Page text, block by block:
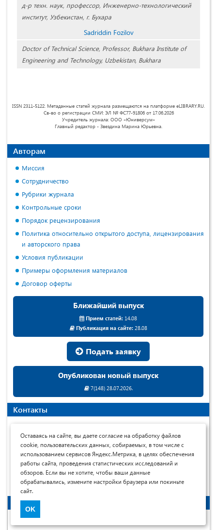
д-р техн. наук, профессор, Инженерно-технологический
институт, Узбекистан, г. Бухара
Sadriddin Fozilov
Doctor of Technical Science, Professor, Bukhara Institute of
Engineering and Technology, Uzbekistan, Bukhara
ISSN 2311-5122. Метаданные статей журнала размещаются на платформе eLIBRARY.RU.
Св-во о регистрации СМИ: ЭЛ № ФС77-91806 от 17.06.2026
Учредитель журнала: ООО «Юниверсум»
Главный редактор - Звездина Марина Юрьевна.
Авторам
Миссия
Сотрудничество
Рубрики журнала
Контрольные сроки
Порядок рецензирования
Политика относительно открытого доступа, лицензирования
и авторского права
Условия публикации
Примеры оформления материалов
Договор оферты
Ближайший выпуск
Прием статей: 14.08
Публикация на сайте:28.08
Подать заявку
Опубликован новый выпуск
7(148) 28.07.2026.
Контакты
8.00 до 17.00
+7 (499) 117-03-65
Telegram:7universum
+79609483038
tech@7universum.com
Читателям
Архив выпусков
Оставаясь на сайте, вы даете согласие на обработку файлов
cookie, пользовательских данных, собираемых, в том числе с
использованием сервисов Яндекс.Метрика, в целях обеспечения
работы сайта, проведения статистических исследований и
обзоров. Если вы не хотите, чтобы ваши данные
обрабатывались, измените настройки браузера или покиньте
сайт.
OK